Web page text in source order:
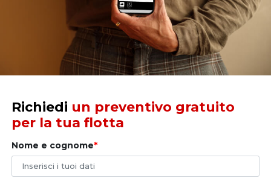
smartphone, le notifiche verranno inviate all'indirizzo e-
mail indicato in fase di creazione dell'account nel
sistema DSLocate, accessibile tramite browser su un
computer standard.
Richiedi un preventivo gratuito
per la tua flotta
Nome e cognome